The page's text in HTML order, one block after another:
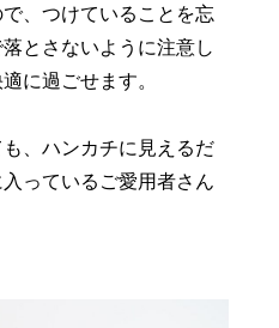
、つけていることを忘
とさないように注意し
に過ごせます。
、ハンカチに見えるだ
っているご愛用者さん